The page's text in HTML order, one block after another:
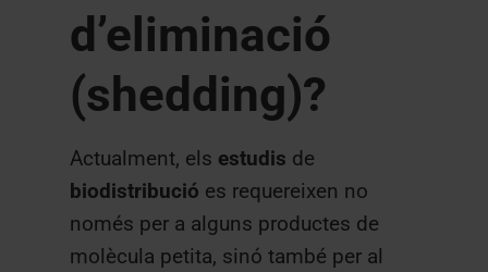
d’eliminació
(shedding)?
Actualment, els estudis de
biodistribució es requereixen no
només per a alguns productes de
molècula petita, sinó també per al